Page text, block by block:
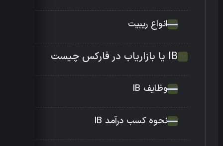
انواع ریبیت
IB یا بازاریاب در فارکس چیست
وظایف IB
نحوه کسب درآمد IB